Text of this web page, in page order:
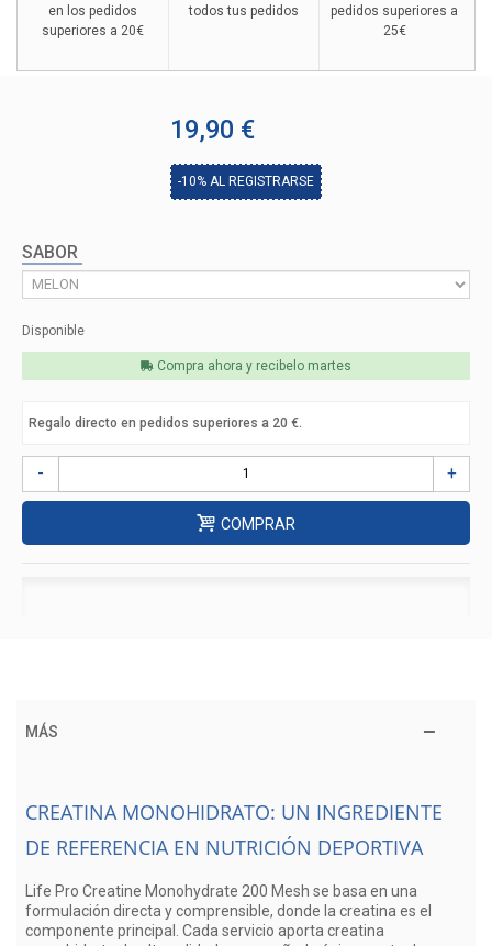
en los pedidos
superiores a 20€
todos tus pedidos
pedidos superiores a
25€
19,90 €
-10% AL REGISTRARSE
SABOR
Disponible
Compra ahora y recibelo martes
Regalo directo en pedidos superiores a 20 €.
- +
COMPRAR
MÁS
CREATINA MONOHIDRATO: UN INGREDIENTE
DE REFERENCIA EN NUTRICIÓN DEPORTIVA
Life Pro Creatine Monohydrate 200 Mesh se basa en una
formulación directa y comprensible, donde la creatina es el
componente principal. Cada servicio aporta creatina